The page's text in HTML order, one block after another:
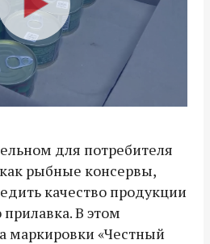
для потребителя
рыбные консервы,
качество продукции
В этом
маркировки «Честный